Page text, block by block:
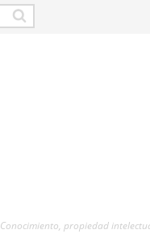
propiedad